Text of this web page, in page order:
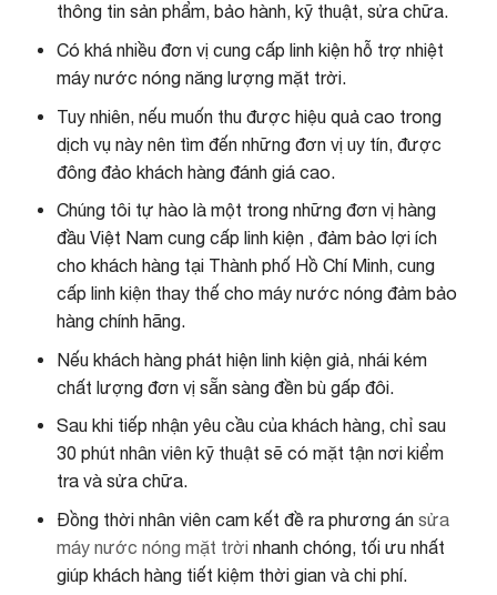
thông tin sản phẩm, bảo hành, kỹ thuật, sửa chữa.
Có khá nhiều đơn vị cung cấp linh kiện hỗ trợ nhiệt
máy nước nóng năng lượng mặt trời.
Tuy nhiên, nếu muốn thu được hiệu quả cao trong
dịch vụ này nên tìm đến những đơn vị uy tín, được
đông đảo khách hàng đánh giá cao.
Chúng tôi tự hào là một trong những đơn vị hàng
đầu Việt Nam cung cấp linh kiện , đảm bảo lợi ích
cho khách hàng tại Thành phố Hồ Chí Minh, cung
cấp linh kiện thay thế cho máy nước nóng đảm bảo
hàng chính hãng.
Nếu khách hàng phát hiện linh kiện giả, nhái kém
chất lượng đơn vị sẵn sàng đền bù gấp đôi.
Sau khi tiếp nhận yêu cầu của khách hàng, chỉ sau
30 phút nhân viên kỹ thuật sẽ có mặt tận nơi kiểm
tra và sửa chữa.
Đồng thời nhân viên cam kết đề ra phương án sửa
máy nước nóng mặt trời nhanh chóng, tối ưu nhất
giúp khách hàng tiết kiệm thời gian và chi phí.